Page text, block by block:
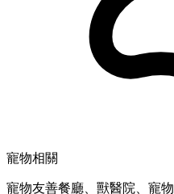
寵物相關
寵物友善餐廳、獸醫院、寵